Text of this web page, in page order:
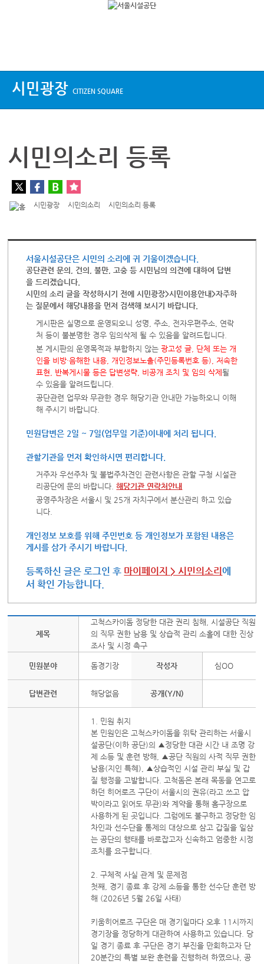
시민광장 CITIZEN SQUARE
시민의소리 등록
시민광장 시민의소리 시민의소리 등록
서울시설공단은 시민의 소리에 귀 기울이겠습니다.
공단관련 문의, 건의, 불만, 고충 등 시민님의 의견에 대하여 답변
을 드리겠습니다.
시민의 소리 글을 작성하시기 전에 시민광장>시민이용안내>자주하
는 질문에서 해당내용을 먼저 검색해 보시기 바랍니다.
게시판은 실명으로 운영되오니 성명, 주소, 전자우편주소, 연락
처 등이 불분명한 경우 임의삭제 될 수 있음을 알려드립니다.
본 게시판의 운영목적과 부합하지 않는광고성 글, 단체 또는 개
인을 비방·음해한 내용, 개인정보노출(주민등록번호 등), 저속한
표현, 반복게시물 등은 답변생략, 비공개 조치 및 임의 삭제될
수 있음을 알려드립니다.
공단관련 업무와 무관한 경우 해당기관 안내만 가능하오니 이해
해 주시기 바랍니다.
민원답변은 2일 ~ 7일(업무일 기준)이내에 처리 됩니다.
관할기관을 먼저 확인하시면 편리합니다.
거주자 우선주차 및 불법주차견인 관련사항은 관할 구청 시설관
리공단에 문의 바랍니다.해당기관 연락처안내
공영주차장은 서울시 및 25개 자치구에서 분산관리 하고 있습
니다.
개인정보 보호를 위해 주민번호 등 개인정보가 포함된 내용은
게시를 삼가 주시기 바랍니다.
등록하신 글은 로그인 후 마이페이지 > 시민의소리에
서 확인 가능합니다.
제목
고척스카이돔 정당한 대관 권리 침해, 시설공단 직원
의 직무 권한 남용 및 상습적 관리 소홀에 대한 진상
조사 및 시정 촉구
민원분야 돔경기장 작성자 심OO
답변관련 해당없음 공개(Y/N)
1. 민원 취지
본 민원인은 고척스카이돔을 위탁 관리하는 서울시
설공단(이하 공단)의 ▲정당한 대관 시간 내 조명 강
제 소등 및 훈련 방해, ▲공단 직원의 사적 직무 권한
남용(지인 특혜), ▲상습적인 시설 관리 부실 및 갑
질 행정을 고발합니다. 고척돔은 본래 목동을 연고로
하던 히어로즈 구단이 서울시의 권유(라고 쓰고 압
박이라고 읽어도 무관)와 계약을 통해 홈구장으로
사용하게 된 곳입니다. 그럼에도 불구하고 정당한 임
차인과 선수단을 통제의 대상으로 삼고 갑질을 일삼
는 공단의 행태를 바로잡고자 신속하고 엄중한 시정
조치를 요구합니다.
2. 구체적 사실 관계 및 문제점
첫째, 경기 종료 후 강제 소등을 통한 선수단 훈련 방
해 (2026년 5월 26일 사태)
키움히어로즈 구단은 매 경기일마다 오후 11시까지
경기장을 정당하게 대관하여 사용하고 있습니다. 당
일 경기 종료 후 구단은 경기 부진을 만회하고자 단
20분간의 특별 보완 훈련을 진행하려 하였으나, 공